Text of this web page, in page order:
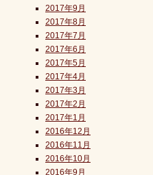
2017年9月
2017年8月
2017年7月
2017年6月
2017年5月
2017年4月
2017年3月
2017年2月
2017年1月
2016年12月
2016年11月
2016年10月
2016年9月